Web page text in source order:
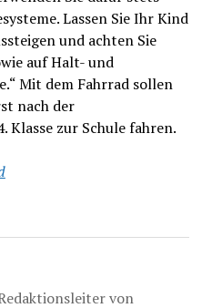
Lassen Sie Ihr Kind
und achten Sie
auf Halt- und
Mit dem Fahrrad sollen
nach der
Klasse zur Schule fahren.
von